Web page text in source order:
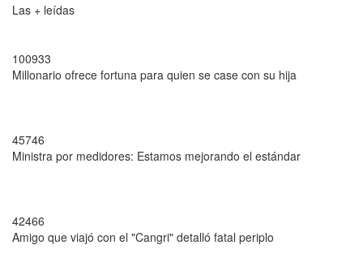
Las + leídas
100933
Millonario ofrece fortuna para quien se case con su hija
45746
Ministra por medidores: Estamos mejorando el estándar
42466
Amigo que viajó con el "Cangri" detalló fatal periplo